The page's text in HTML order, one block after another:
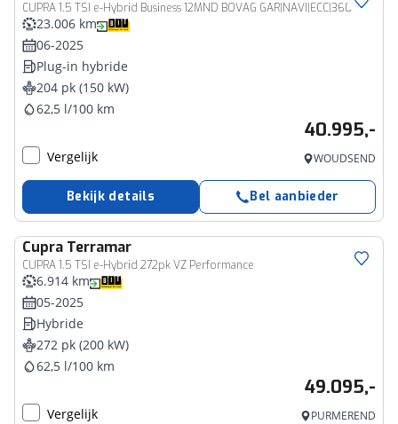
CUPRA 1.5 TSI e-Hybrid Business 12MND BOVAG GAR|NAVI|ECC|360­° CAMERA|HEAD UP |STUURWIEL + STOELVERW|ACC
23.006 km
06-2025
Plug-in hybride
204 pk (150 kW)
62,5 l/100 km
40.995,-
Vergelijk WOUDSEND
Bekijk details Bel aanbieder
Cupra Terramar
CUPRA 1.5 TSI e-Hybrid 272pk VZ Performance
6.914 km
05-2025
Hybride
272 pk (200 kW)
62,5 l/100 km
49.095,-
Vergelijk PURMEREND